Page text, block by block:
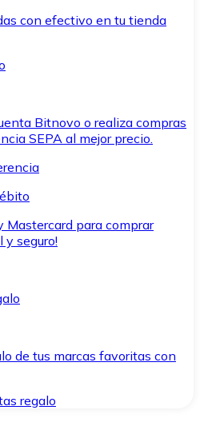
con efectivo en tu tienda
Bitnovo o realiza compras
SEPA al mejor precio.
Mastercard para comprar
y seguro!
de tus marcas favoritas con
regalo